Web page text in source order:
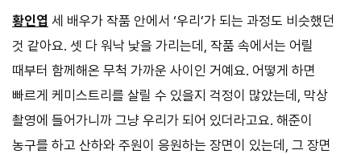
황인엽 세 배우가 작품 안에서 ‘우리’가 되는 과정도 비슷했던
것 같아요. 셋 다 워낙 낯을 가리는데, 작품 속에서는 어릴
때부터 함께해온 무척 가까운 사이인 거예요. 어떻게 하면
빠르게 케미스트리를 살릴 수 있을지 걱정이 많았는데, 막상
촬영에 들어가니까 그냥 우리가 되어 있더라고요. 해준이
농구를 하고 산하와 주원이 응원하는 장면이 있는데, 그 장면